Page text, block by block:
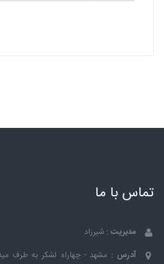
تماس با ما
مدیریت : شیرزاد
آدرس : مشهد - چهاراه لشکر به طرف